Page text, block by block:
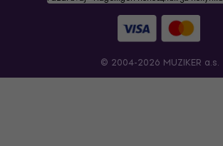
© 2004-2026 MUZIKER a.s.